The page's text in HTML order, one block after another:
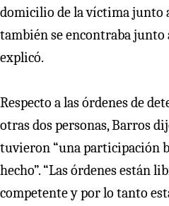
domicilio de la víctima junto
también se encontraba junto
explicó.
Respecto a las órdenes de
otras dos personas, Barros
tuvieron “una participación
hecho”. “Las órdenes están
competente y por lo tanto